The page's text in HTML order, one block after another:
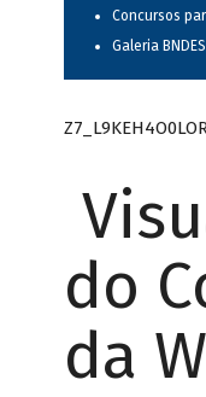
Concursos
Galeria BNDES
do
da